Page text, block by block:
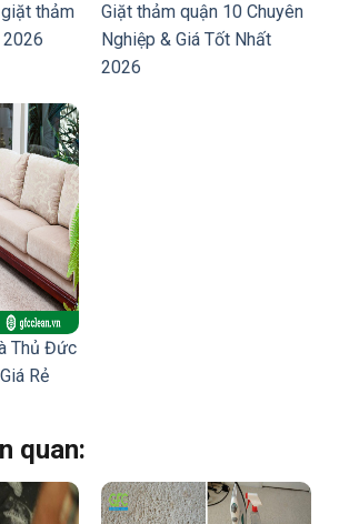
thảm
Giặt thảm quận 10 Chuyên
Nghiệp & Giá Tốt Nhất
2026
Thủ Đức
Rẻ
quan: